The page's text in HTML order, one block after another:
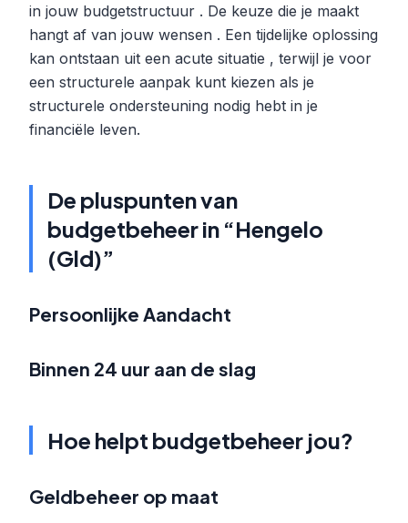
in jouw budgetstructuur . De keuze die je maakt
hangt af van jouw wensen . Een tijdelijke oplossing
kan ontstaan uit een acute situatie , terwijl je voor
een structurele aanpak kunt kiezen als je
structurele ondersteuning nodig hebt in je
financiële leven.
De pluspunten van
budgetbeheer in “Hengelo
(Gld)”
Persoonlijke Aandacht
Binnen 24 uur aan de slag
Hoe helpt budgetbeheer jou?
Geldbeheer op maat